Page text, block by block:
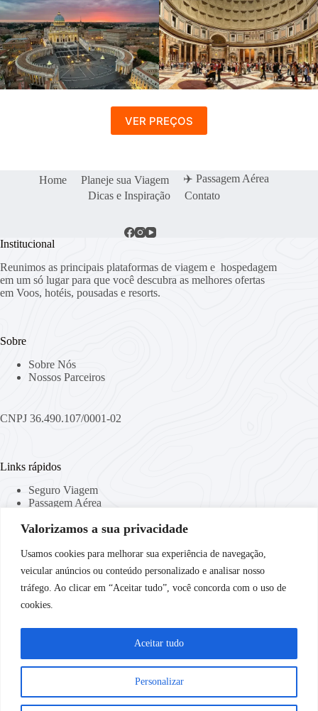
Valorizamos a sua privacidade
Usamos cookies para melhorar sua experiência de navegação,
veicular anúncios ou conteúdo personalizado e analisar nosso
tráfego. Ao clicar em “Aceitar tudo”, você concorda com o uso de
cookies.
Personalizar
Aceitar tudo
VER PREÇOS
Home Planeje sua Viagem
✈️ Passagem Aérea
Dicas e Inspiração
Contato
Institucional
Reunimos as principais plataformas de viagem e hospedagem
em um só lugar para que você descubra as melhores ofertas
em Voos, hotéis, pousadas e resorts.
Sobre
Sobre Nós
Nossos Parceiros
CNPJ 36.490.107/0001-02
Links rápidos
Seguro Viagem
Passagem Aérea
Locação de Malas
Companhias Aéreas
Links Importantes
Política de Privacidade
Destinos Nacionais